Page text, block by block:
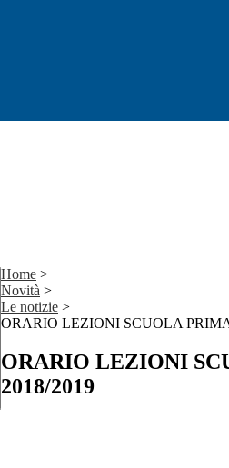
Home >
Novità >
Le notizie >
ORARIO LEZIONI SCUOLA
ORARIO LEZIONI
2018/2019